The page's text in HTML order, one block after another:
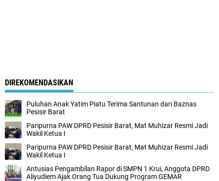
DIREKOMENDASIKAN
Puluhan Anak Yatim Piatu Terima Santunan dari Baznas
Pesisir Barat
Paripurna PAW DPRD Pesisir Barat, Mat Muhizar Resmi Jadi
Wakil Ketua I
Paripurna PAW DPRD Pesisir Barat, Mat Muhizar Resmi Jadi
Wakil Ketua I ‎
Antusias Pengambilan Rapor di SMPN 1 Krui, Anggota DPRD
Aliyudiem Ajak Orang Tua Dukung Program GEMAR